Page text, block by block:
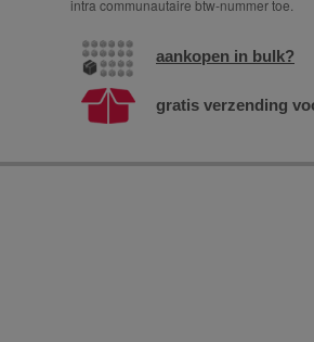
intra communautaire btw-nummer toe.
aankopen in bulk?
gratis verzending